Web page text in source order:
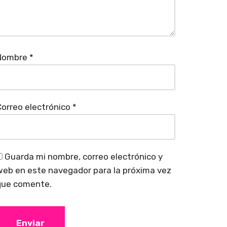
*
electrónico *
Guarda mi nombre, correo electrónico y
en este navegador para la próxima vez
comente.